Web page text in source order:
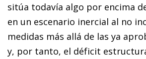
sitúa todavía algo por encima
en un escenario inercial al no
medidas más allá de las ya
y, por tanto, el déficit